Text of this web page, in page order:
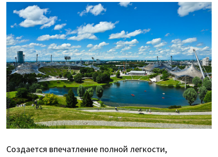
Создается впечатление полной легкости,